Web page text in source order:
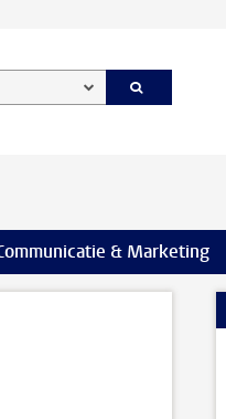
pagina’s
& Marketing